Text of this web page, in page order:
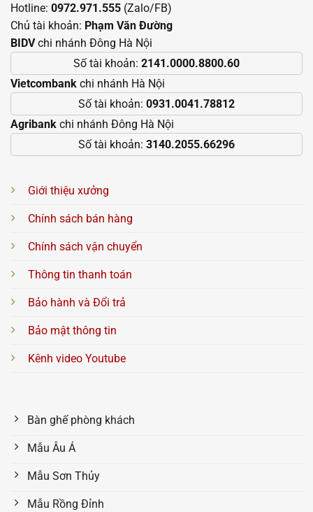
Hotline: 0972.971.555 (Zalo/FB)
Chủ tài khoản: Phạm Văn Đường
BIDVchi nhánh Đông Hà Nội
Số tài khoản: 2141.0000.8800.60
Vietcombank chi nhánh Hà Nội
Số tài khoản: 0931.0041.78812
Agribank chi nhánh Đông Hà Nội
Số tài khoản: 3140.2055.66296
Giới thiệu xưởng
Chính sách bán hàng
Chính sách vận chuyển
Thông tin thanh toán
Bảo hành và Đổi trả
Bảo mật thông tin
Kênh video Youtube
Bàn ghế phòng khách
Mẫu Âu Á
Mẫu Sơn Thủy
Mẫu Rồng Đỉnh